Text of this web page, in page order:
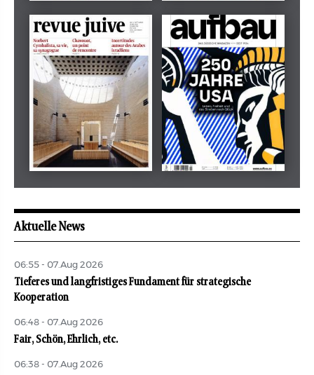
Dezember 2024
tachles
März 2026
Beilage
revue juive aufbau
Aktuelle News
06:55 - 07.Aug 2026
Tieferes und langfristiges Fundament für strategische
Kooperation
06:48 - 07.Aug 2026
Fair, Schön, Ehrlich, etc.
06:38 - 07.Aug 2026